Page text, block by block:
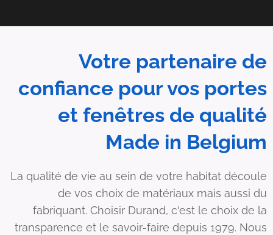
Votre partenaire de
confiance pour vos portes
et fenêtres de qualité
Made in Belgium
La qualité de vie au sein de votre habitat découle
de vos choix de matériaux mais aussi du
fabriquant. Choisir Durand, c'est le choix de la
transparence et le savoir-faire depuis 1979. Nous